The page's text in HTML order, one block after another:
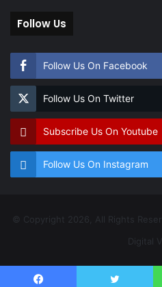
Follow Us
Follow Us On Facebook
Follow Us On Twitter
Subscribe Us On Youtube
Follow Us On Instagram
© Copyright 2026, All Rights
Digital